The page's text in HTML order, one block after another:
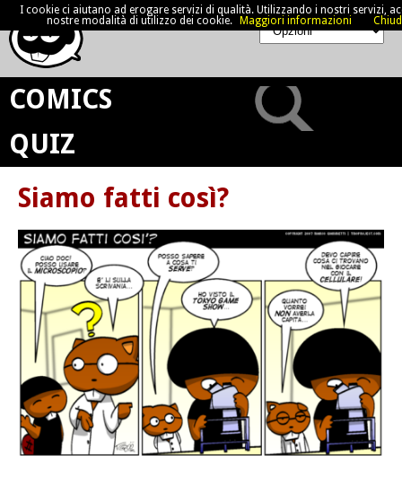
COMICS
QUIZ
Siamo fatti così?
I cookie ci aiutano ad erogare servizi di qualità. Utilizzando i nostri servizi,
nostre modalità di utilizzo dei cookie.
Maggiori informazioni